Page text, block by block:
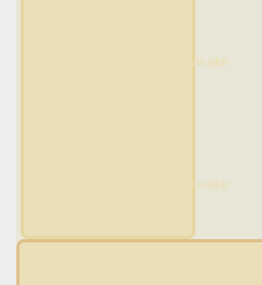
/home/dicionar/public_html/online.php
/home/dicionar/public_html/online.php